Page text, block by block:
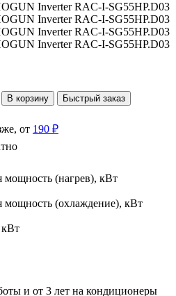
В корзину
Быстрый заказ
от 190 ₽
мощность (нагрев), кВт
мощность (охлаждение), кВт
кВт